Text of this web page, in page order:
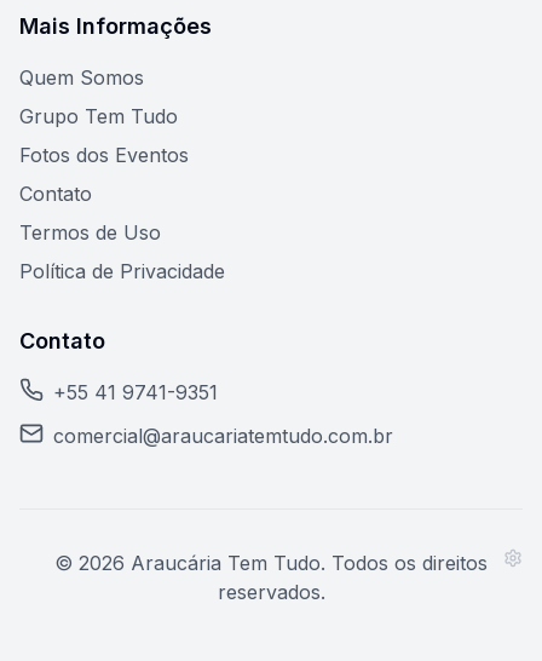
Mais Informações
Quem Somos
Grupo Tem Tudo
Fotos dos Eventos
Contato
Termos de Uso
Política de Privacidade
Contato
+55 41 9741-9351
comercial@araucariatemtudo.com.br
© 2026 Araucária Tem Tudo. Todos os direitos
reservados.